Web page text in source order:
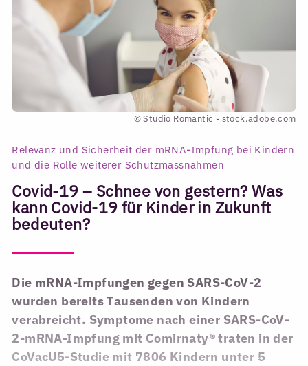
© Studio Romantic - stock.adobe.com
Relevanz und Sicherheit der mRNA-Impfung bei Kindern
und die Rolle weiterer Schutzmassnahmen
Covid-19 – Schnee von gestern? Was
kann Covid-19 für Kinder in Zukunft
bedeuten?
Die mRNA-Impfungen gegen SARS-CoV-2
wurden bereits Tausenden von Kindern
verabreicht. Symptome nach einer SARS-CoV-
2-mRNA-Impfung mit Comirnaty® traten in der
CoVacU5-Studie mit 7806 Kindern unter 5